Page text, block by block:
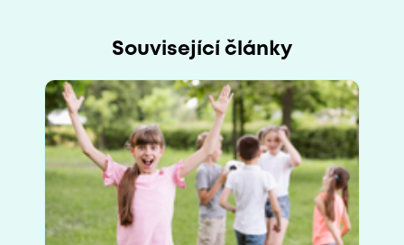
Související články